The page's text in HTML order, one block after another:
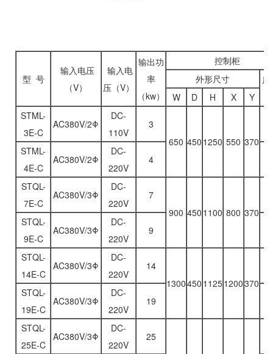
型 号
输入电压
（V）
输入电
压（V）
输出功
率
（kw）
控制柜
外形尺寸
W D H X
Y
STML-
3E-C
AC380V/2Φ
DC-
110V
3
650 450 1250 550 370
STML-
4E-C
AC380V/2Φ
DC-
220V
4
STQL-
7E-C
AC380V/3Φ
DC-
220V
7
900 450 1100 800 370
STQL-
9E-C
AC380V/3Φ
DC-
220V
9
STQL-
14E-C
AC380V/3Φ
DC-
220V
14
1300450 11251200370
STQL-
19E-C
AC380V/3Φ
DC-
220V
19
STQL-
25E-C
AC380V/3Φ
DC-
220V
25